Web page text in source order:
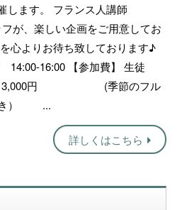
します。 フランス人講師
が、楽しい企画をご用意してお
心よりお待ち致しております♪
16:00 【参加費】 生徒
3,000円 (季節のフル
き） ...
詳しくはこちら